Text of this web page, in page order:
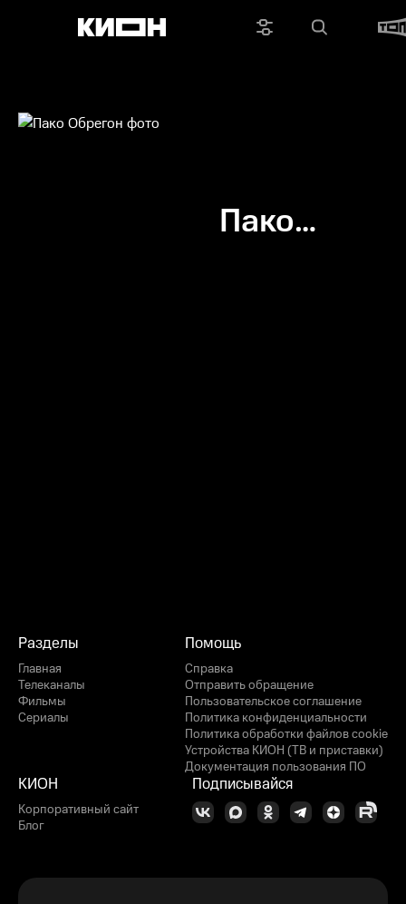
Пако
Разделы
Главная
Телеканалы
Фильмы
Сериалы
Помощь
Справка
Отправить обращение
Пользовательское соглашение
Политика конфиденциальности
Политика обработки файлов cookie
Устройства КИОН (ТВ и приставки)
Документация пользования ПО
КИОН
Корпоративный сайт
Блог
Подписывайся